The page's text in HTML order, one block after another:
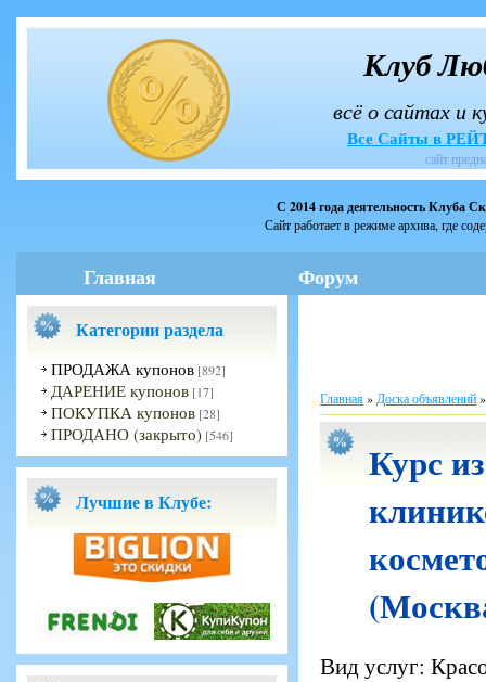
Клуб
всё о сайтах и
Все Сайты в
сайт
С 2014 года деятельность Клуба
Сайт работает в режиме архива, где
Главная Форум
Категории раздела
ПРОДАЖА купонов [892]
ДАРЕНИЕ купонов [17]
ПОКУПКА купонов [28]
ПРОДАНО (закрыто) [546]
Лучшие в Клубе:
Главная» Доска объявлений
Курс
Вид услуг: